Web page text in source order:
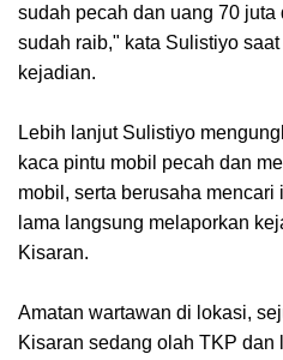
sudah pecah dan uang 70
sudah raib," kata Sulistiyo
kejadian.
Lebih lanjut Sulistiyo
kaca pintu mobil pecah dan
mobil, serta berusaha
lama langsung melaporkan
Kisaran.
Amatan wartawan di lokasi,
Kisaran sedang olah TKP dan